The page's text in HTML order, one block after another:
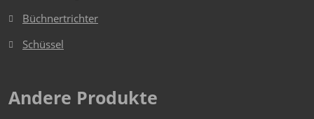
Büchnertrichter
Schüssel
Andere Produkte